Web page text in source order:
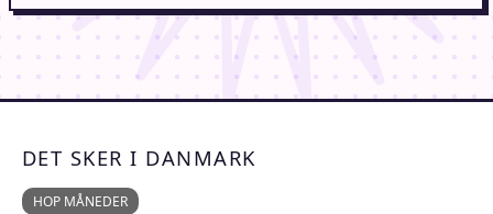
DET SKER I DANMARK
HOP MÅNEDER